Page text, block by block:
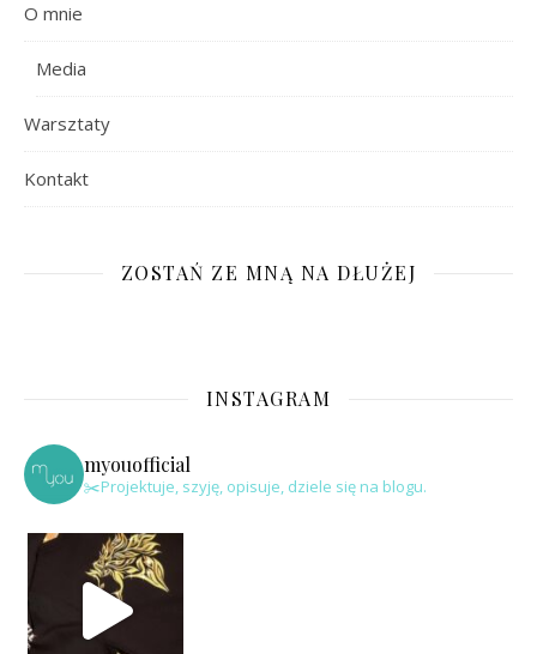
O mnie
Media
Warsztaty
Kontakt
ZOSTAŃ ZE MNĄ NA DŁUŻEJ
INSTAGRAM
myouofficial
✂️Projektuje, szyję, opisuje, dziele się na blogu.